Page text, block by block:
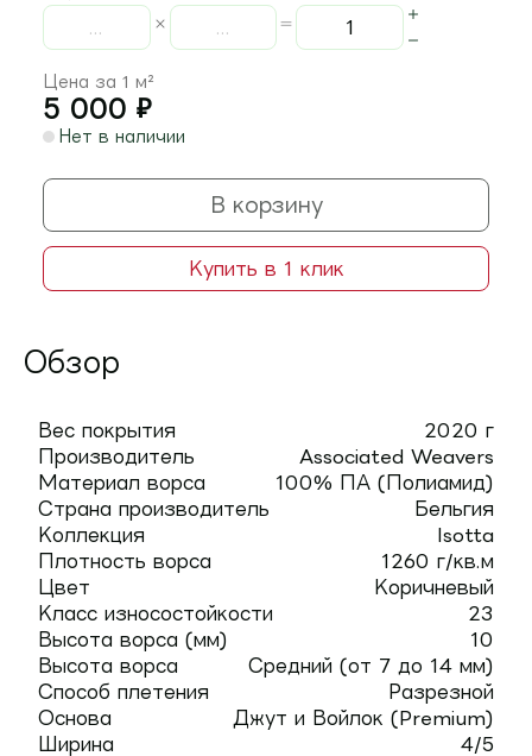
Цена за 1 м²
5 000 ₽
Нет в наличии
В корзину
Купить в 1 клик
Обзор
Вес покрытия
2020 г
Производитель
Associated Weavers
Материал ворса
100% ПА (Полиамид)
Страна производитель
Бельгия
Коллекция
Isotta
Плотность ворса
1260 г/кв.м
Цвет
Коричневый
Класс износостойкости
23
Высота ворса (мм)
10
Высота ворса
Средний (от 7 до 14 мм)
Способ плетения
Разрезной
Основа
Джут и Войлок (Premium)
Ширина
4/5